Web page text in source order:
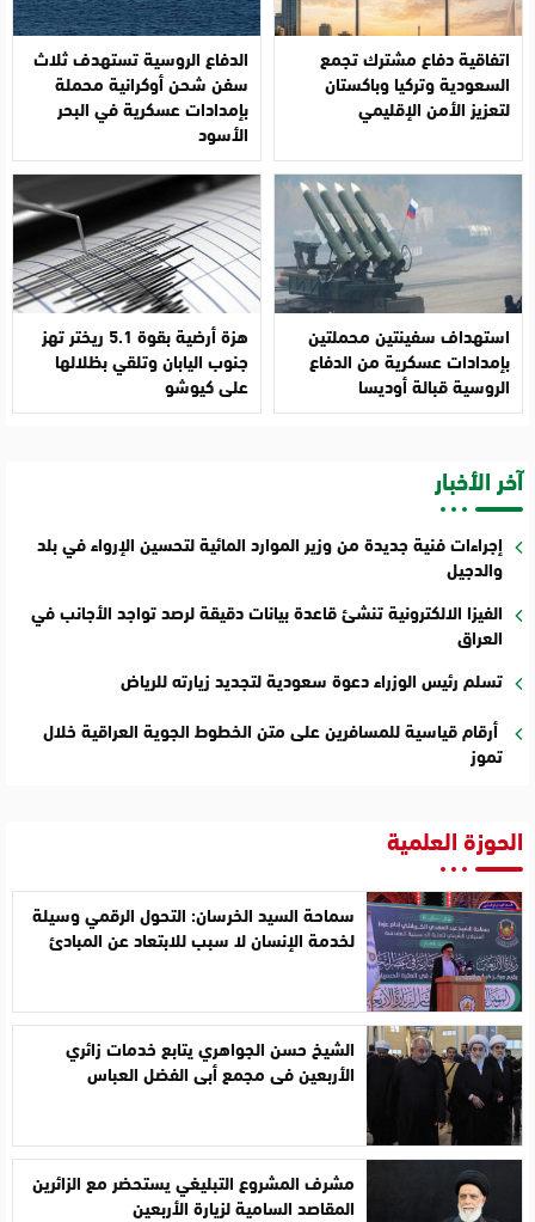
اتفاقية دفاع مشترك تجمع
السعودية وتركيا وباكستان
لتعزيز الأمن الإقليمي
الدفاع الروسية تستهدف ثلاث
سفن شحن أوكرانية محملة
بإمدادات عسكرية في البحر
الأسود
استهداف سفينتين محملتين
بإمدادات عسكرية من الدفاع
الروسية قبالة أوديسا
هزة أرضية بقوة 5.1 ريختر تهز
جنوب اليابان وتلقي بظلالها
على كيوشو
آخر الأخبار
إجراءات فنية جديدة من وزير الموارد المائية لتحسين الإرواء في بلد
والدجيل
الفيزا الالكترونية تنشئ قاعدة بيانات دقيقة لرصد تواجد الأجانب في
العراق
تسلم رئيس الوزراء دعوة سعودية لتجديد زيارته للرياض
أرقام قياسية للمسافرين على متن الخطوط الجوية العراقية خلال
تموز
الحوزة العلمية
سماحة السيد الخرسان: التحول الرقمي وسيلة
لخدمة الإنسان لا سبب للابتعاد عن المبادئ
الشيخ حسن الجواهري يتابع خدمات زائري
الأربعين في مجمع أبي الفضل العباس
مشرف المشروع التبليغي يستحضر مع الزائرين
المقاصد السامية لزيارة الأربعين